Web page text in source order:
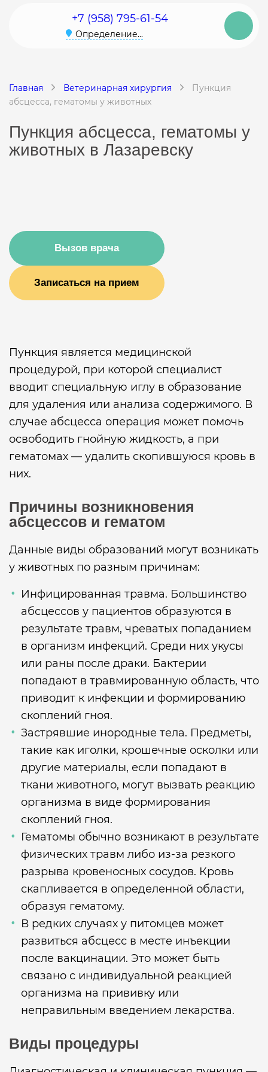
+7 (958) 795-61-54
Определение...
Главная Ветеринарная хирургия
Пункция
абсцесса, гематомы у животных
Пункция абсцесса, гематомы у
животных в Лазаревску
Вызов врача
Записаться на прием
Пункция является медицинской
процедурой, при которой специалист
вводит специальную иглу в образование
для удаления или анализа содержимого. В
случае абсцесса операция может помочь
освободить гнойную жидкость, а при
гематомах — удалить скопившуюся кровь в
них.
Причины возникновения
абсцессов и гематом
Данные виды образований могут возникать
у животных по разным причинам:
Инфицированная травма. Большинство
абсцессов у пациентов образуются в
результате травм, чреватых попаданием
в организм инфекций. Среди них укусы
или раны после драки. Бактерии
попадают в травмированную область, что
приводит к инфекции и формированию
скоплений гноя.
Застрявшие инородные тела. Предметы,
такие как иголки, крошечные осколки или
другие материалы, если попадают в
ткани животного, могут вызвать реакцию
организма в виде формирования
скоплений гноя.
Гематомы обычно возникают в результате
физических травм либо из-за резкого
разрыва кровеносных сосудов. Кровь
скапливается в определенной области,
образуя гематому.
В редких случаях у питомцев может
развиться абсцесс в месте инъекции
после вакцинации. Это может быть
связано с индивидуальной реакцией
организма на прививку или
неправильным введением лекарства.
Виды процедуры